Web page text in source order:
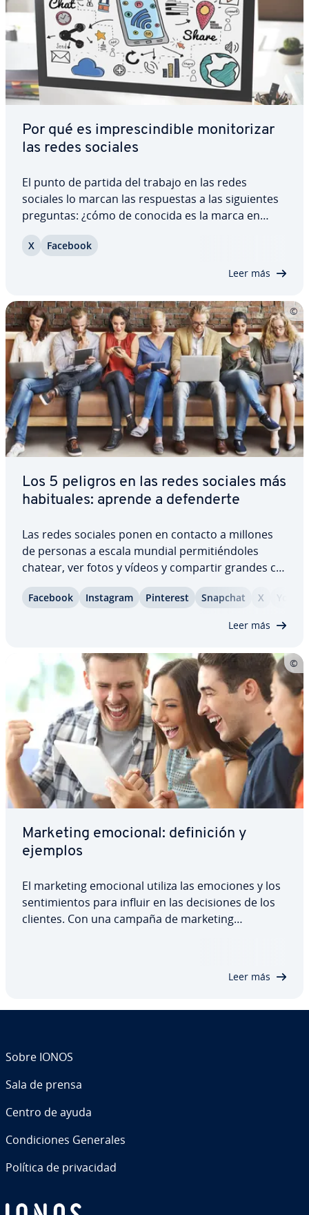
Por qué es im­pre­s­ci­n­di­ble mo­ni­to­ri­zar
las redes sociales
El punto de partida del trabajo en las redes
sociales lo marcan las re­s­pue­s­tas a las si­guie­n­tes
preguntas: ¿cómo de conocida es la marca en
producto o la empresa y en qué contexto?, ¿en
X Facebook
Leer más
Los 5 peligros en las redes sociales más
ha­bi­tua­les: aprende a de­fe­n­de­r­te
Las redes sociales ponen en contacto a millones
de personas a escala mundial pe­r­mi­tié­n­do­les
chatear, ver fotos y vídeos y compartir grandes ca­
estas pla­ta­fo­r­mas para aumentar su alcance. Pero
Facebook Instagram Pinterest Snapchat X
Leer más
Marketing emocional: de­fi­ni­ción y
ejemplos
El marketing emocional utiliza las emociones y los
se­n­ti­mie­n­tos para influir en las de­ci­sio­nes de los
clientes. Con una campaña de marketing
Leer más
Sobre IONOS
Sala de prensa
Centro de ayuda
Co­n­di­cio­nes Generales
Política de pri­va­ci­dad